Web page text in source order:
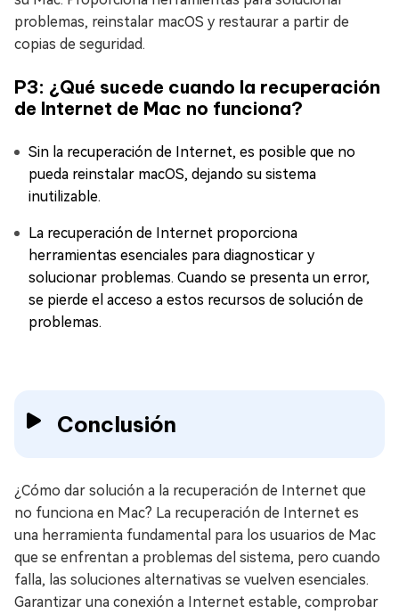
problemas, reinstalar macOS y restaurar a partir de
copias de seguridad.
P3: ¿Qué sucede cuando la recuperación
de Internet de Mac no funciona?
Sin la recuperación de Internet, es posible que no
pueda reinstalar macOS, dejando su sistema
inutilizable.
La recuperación de Internet proporciona
herramientas esenciales para diagnosticar y
solucionar problemas. Cuando se presenta un error,
se pierde el acceso a estos recursos de solución de
problemas.
Conclusión
¿Cómo dar solución a la recuperación de Internet que
no funciona en Mac? La recuperación de Internet es
una herramienta fundamental para los usuarios de Mac
que se enfrentan a problemas del sistema, pero cuando
falla, las soluciones alternativas se vuelven esenciales.
Garantizar una conexión a Internet estable, comprobar